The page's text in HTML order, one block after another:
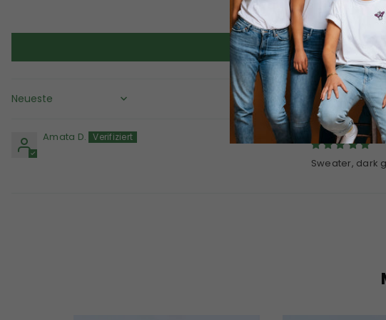
Sort by
Amata D.
Sweater, dark